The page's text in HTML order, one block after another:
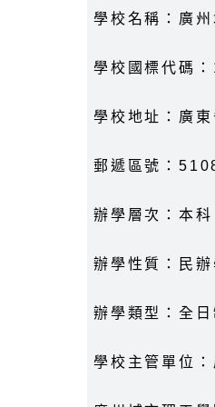
學校名稱：廣
學校國標代碼
學校地址：廣
郵遞區號：
辦學層次：本科
辦學性質：民辦
辦學類型：全日
學校主管單位